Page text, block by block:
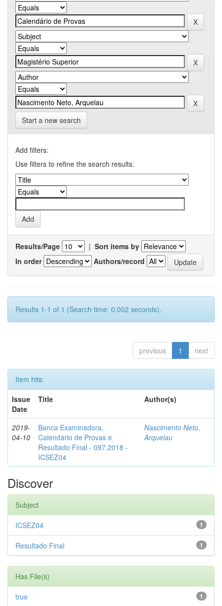
Start a new search
Add filters:
Use filters to refine the search results.
Results/Page | Sort items by
In order
Authors/record
Results 1-1 of 1 (Search time: 0.002 seconds).
previous 1 next
Item hits:
Issue
Date
Title Author(s)
2019-
04-10
Banca Examinadora,
Calendário de Provas e
Resultado Final - 097.2018 -
ICSEZ04
Nascimento Neto,
Arquelau
Discover
Subject
1
ICSEZ04
1
Resultado Final
Has File(s)
1
true